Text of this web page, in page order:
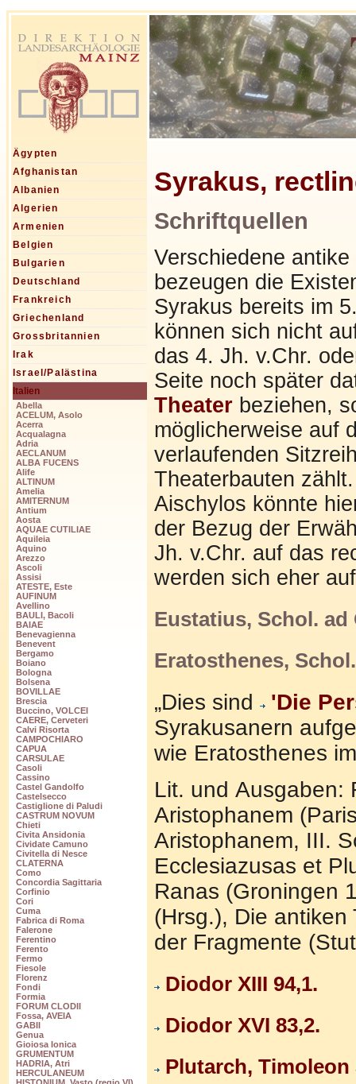
Ägypten
Afghanistan
Albanien
Algerien
Armenien
Belgien
Bulgarien
Deutschland
Frankreich
Griechenland
Grossbritannien
Irak
Israel/Palästina
Italien
Abella
ACELUM, Asolo
Acerra
Acqualagna
Adria
AECLANUM
ALBA FUCENS
Alife
ALTINUM
Amelia
AMITERNUM
Antium
Aosta
AQUAE CUTILIAE
Aquileia
Aquino
Arezzo
Ascoli
Assisi
ATESTE, Este
AUFINUM
Avellino
BAULI, Bacoli
BAIAE
Benevagienna
Benevent
Bergamo
Boiano
Bologna
Bolsena
BOVILLAE
Brescia
Buccino, VOLCEI
CAERE, Cerveteri
Calvi Risorta
CAMPOCHIARO
CAPUA
CARSULAE
Casoli
Cassino
Castel Gandolfo
Castelsecco
Castiglione di Paludi
CASTRUM NOVUM
Chieti
Civita Ansidonia
Cividate Camuno
Civitella di Nesce
CLATERNA
Como
Concordia Sagittaria
Corfinio
Cori
Cuma
Fabrica di Roma
Falerone
Ferentino
Ferento
Fermo
Fiesole
Florenz
Fondi
Formia
FORUM CLODII
Fossa, AVEIA
GABII
Genua
Gioiosa Ionica
GRUMENTUM
HADRIA, Atri
HERCULANEUM
Syrakus,
Schriftquellen
Verschiedene
bezeugen die
Syrakus bereits im
können sich nicht
das 4. Jh. v.Chr.
Seite noch später
Theater beziehen,
möglicherweise auf
verlaufenden
Theaterbauten
Aischylos könnte
der Bezug der
Jh. v.Chr. auf das
werden sich eher
Eustatius, Schol. ad
Eratosthenes,
„Dies sind
'Die
Syrakusanern
wie Eratosthenes
Lit. und Ausgaben:
Aristophanem
Aristophanem, III.
Ecclesiazusas et
Ranas (Groningen
(Hrsg.), Die antiken
der Fragmente
Diodor XIII 94,1.
Diodor XVI 83,2.
Plutarch, Timoleon